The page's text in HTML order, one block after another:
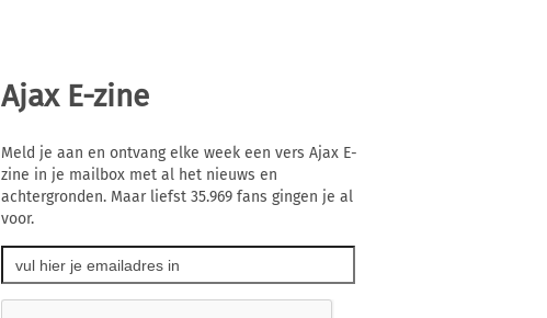
Ajax E-zine
Meld je aan en ontvang elke week een vers Ajax E-
zine in je mailbox met al het nieuws en
achtergronden. Maar liefst 35.969 fans gingen je al
voor.